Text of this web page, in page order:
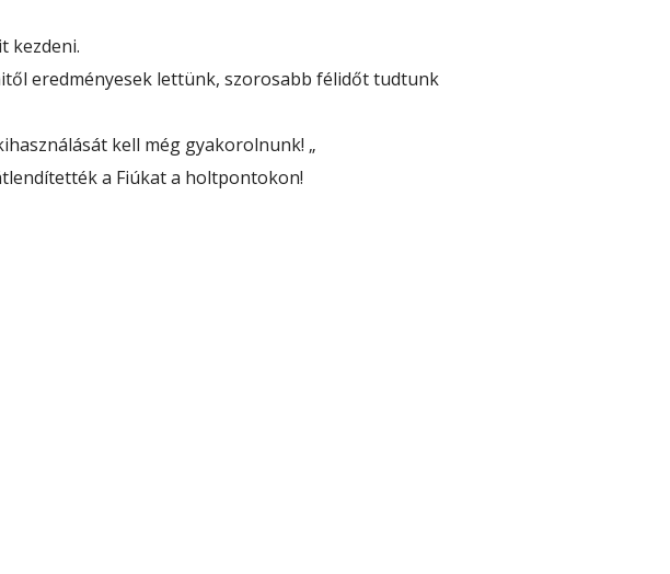
kezdeni.
eredményesek lettünk, szorosabb félidőt tudtunk
kell még gyakorolnunk! „
a Fiúkat a holtpontokon!